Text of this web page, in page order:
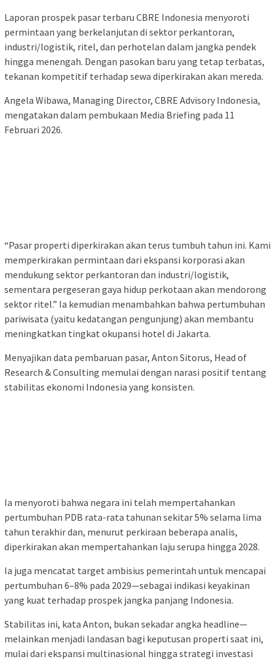
Laporan prospek pasar terbaru CBRE Indonesia menyoroti
permintaan yang berkelanjutan di sektor perkantoran,
industri/logistik, ritel, dan perhotelan dalam jangka pendek
hingga menengah. Dengan pasokan baru yang tetap terbatas,
tekanan kompetitif terhadap sewa diperkirakan akan mereda.
Angela Wibawa, Managing Director, CBRE Advisory Indonesia,
mengatakan dalam pembukaan Media Briefing pada 11
Februari 2026.
“Pasar properti diperkirakan akan terus tumbuh tahun ini. Kami
memperkirakan permintaan dari ekspansi korporasi akan
mendukung sektor perkantoran dan industri/logistik,
sementara pergeseran gaya hidup perkotaan akan mendorong
sektor ritel.” Ia kemudian menambahkan bahwa pertumbuhan
pariwisata (yaitu kedatangan pengunjung) akan membantu
meningkatkan tingkat okupansi hotel di Jakarta.
Menyajikan data pembaruan pasar, Anton Sitorus, Head of
Research & Consulting memulai dengan narasi positif tentang
stabilitas ekonomi Indonesia yang konsisten.
Ia menyoroti bahwa negara ini telah mempertahankan
pertumbuhan PDB rata-rata tahunan sekitar 5% selama lima
tahun terakhir dan, menurut perkiraan beberapa analis,
diperkirakan akan mempertahankan laju serupa hingga 2028.
Ia juga mencatat target ambisius pemerintah untuk mencapai
pertumbuhan 6–8% pada 2029—sebagai indikasi keyakinan
yang kuat terhadap prospek jangka panjang Indonesia.
Stabilitas ini, kata Anton, bukan sekadar angka headline—
melainkan menjadi landasan bagi keputusan properti saat ini,
mulai dari ekspansi multinasional hingga strategi investasi